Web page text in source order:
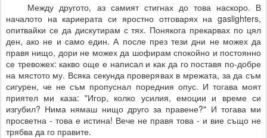
Между другото, аз самият стигнах до това наскоро. В
началото на кариерата си яростно отговарях на gaslighters,
опитвайки се да дискутирам с тях. Понякога прекарвах по цял
ден, ако не и само един. А после през тези дни не можех да
правя нищо, дори не можех да шофирам спокойно и постоянно
се тревожех: какво още е написал и как да го поставя по-добре
на мястото му. Всяка секунда проверявах в мрежата, за да съм
сигурен, че не съм пропуснал поредния опус. И тогава моят
приятел ми каза: "Игор, колко усилия, емоции и време си
изгубил? Нима нямаш нищо друго за правене?" И тогава ми
просветна - това е истина! Вече не правя това - и вие също не
трябва да го правите.